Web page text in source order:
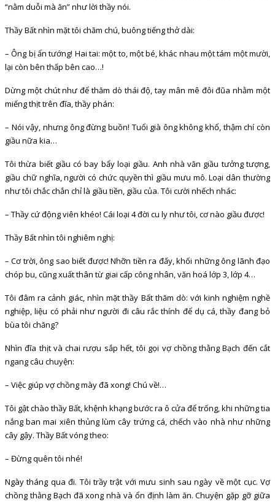
“nằm duỗi mà ăn” như lời thầy nói.
Thầy Bất nhìn mặt tôi chăm chú, buông tiếng thở dài:
– Ông bị ẩn tướng! Hai tai: một to, một bé, khác nhau một tám một mười,
lại còn bên thấp bên cao…!
Dừng một chút như để thăm dò thái độ, tay mân mê đôi đũa nhằm một
miếng thịt trên đĩa, thầy phán:
– Nói vậy, nhưng ông đừng buồn! Tuổi già ông không khổ, thậm chí còn
giầu nữa kia…
Tôi thừa biết giầu có bay bẩy loại giầu. Anh nhà văn giầu tưởng tượng,
giầu chữ nghĩa, người có chức quyền thì giầu mưu mô. Loại dân thường
như tôi chắc chắn chỉ là giầu tiền, giầu của. Tôi cười nhếch nhác:
– Thầy cứ động viên khéo! Cái loại 4 đời cu ly như tôi, cơ nào giầu được!
Thầy Bất nhìn tôi nghiêm nghị:
– Cơ trời, ông sao biết được! Nhỡn tiền ra đấy, khối những ông lãnh đạo
chóp bu, cũng xuất thân từ giai cấp công nhân, văn hoá lớp 3, lớp 4…
Tôi đâm ra cảnh giác, nhìn mặt thầy Bất thăm dò: với kinh nghiệm nghề
nghiệp, liệu có phải như người đi câu rắc thính để dụ cá, thầy đang bỏ
bùa tôi chăng?
Nhìn đĩa thịt và chai rượu sắp hết, tôi gọi vợ chồng thằng Bạch đến cắt
ngang câu chuyện:
– Việc giúp vợ chồng mày đã xong! Chú về!…
Tôi gật chào thầy Bất, khệnh khạng bước ra ô cửa để trống, khi những tia
nắng ban mai xiên thủng lùm cây trứng cá, chếch vào nhà như những
cây gậy. Thầy Bất vóng theo:
– Đừng quên tôi nhé!
Ngày tháng qua đi. Tôi trầy trật với mưu sinh sau ngày về một cục. Vợ
chồng thằng Bạch đã xong nhà và ổn định làm ăn. Chuyện gặp gỡ giữa